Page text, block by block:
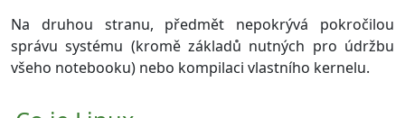
Na druhou stranu, předmět nepokrývá pokročilou
správu systému (kromě základů nutných pro údržbu
všeho notebooku) nebo kompilaci vlastního kernelu.